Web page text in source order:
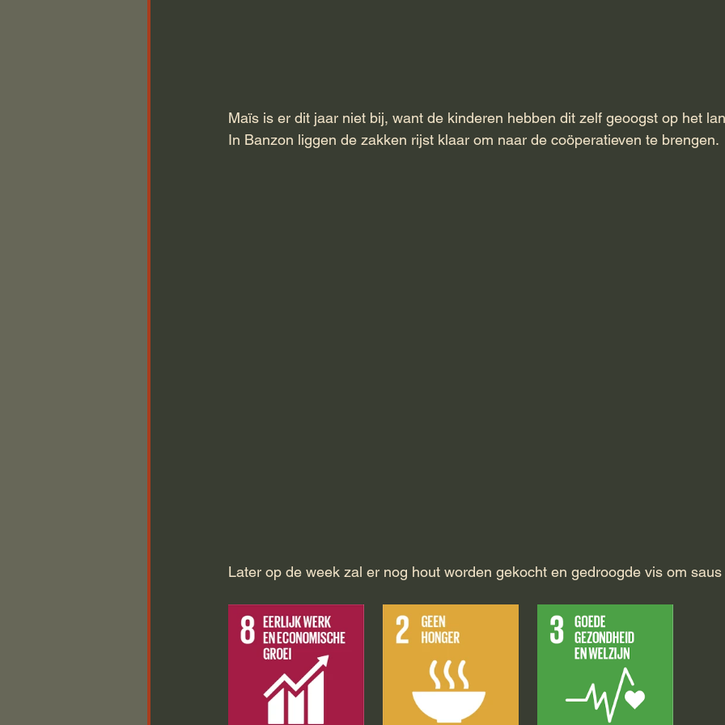
Maïs is er dit jaar niet bij, want de kinderen hebben dit zelf geoogst op het
In Banzon liggen de zakken rijst klaar om naar de coöperatieven te brengen.
Later op de week zal er nog hout worden gekocht en gedroogde vis om